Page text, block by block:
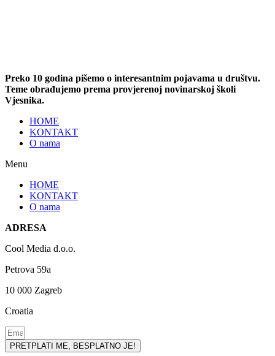
Preko 10 godina pišemo o interesantnim pojavama u društvu.
Teme obrađujemo prema provjerenoj novinarskoj školi
Vjesnika.
HOME
KONTAKT
O nama
Menu
HOME
KONTAKT
O nama
ADRESA
Cool Media d.o.o.
Petrova 59a
10 000 Zagreb
Croatia
PRETPLATI ME, BESPLATNO JE!